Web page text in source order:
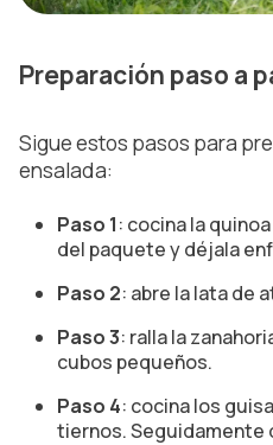
Preparación paso a
Sigue estos pasos para
ensalada:
Paso 1: cocina la
del paquete y déjala
Paso 2: abre la lata de
Paso 3: ralla la
cubos pequeños.
Paso 4: cocina los
tiernos. Seguidamente